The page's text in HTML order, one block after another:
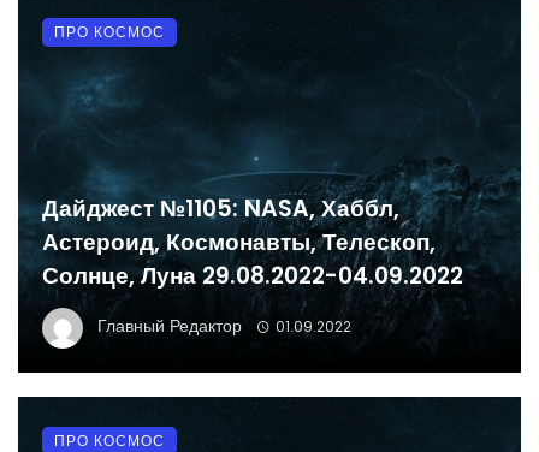
Дайджест №1105: NASA, Хаббл,
Астероид, Космонавты, Телескоп,
Солнце, Луна 29.08.2022-04.09.2022
Главный Редактор 01.09.2022
ПРО КОСМОС
ПРО КОСМОС